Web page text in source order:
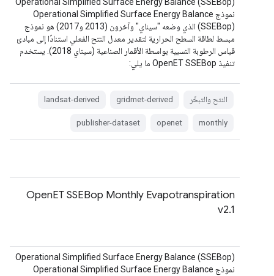
نموذج Operational Simplified Surface Energy Balance
(SSEBop) الذي وضعه "سيناي" وآخرون (2013 و2017) هو نموذج
مبسط لطاقة السطح الحرارية لتقدير معدل النتح الفعلي استنادًا إلى مبادئ
قياس الرطوبة النسبية بواسطة الأقمار الصناعية (سيناي 2018). يستخدم
تنفيذ OpenET SSEBop ما يلي:
النتح والتبخّر gridmet-derived
landsat-derived
monthly
openet
publisher-dataset
OpenET SSEBop Monthly Evapotranspiration
v2.1
Operational Simplified Surface Energy Balance (SSEBop)
نموذج Operational Simplified Surface Energy Balance